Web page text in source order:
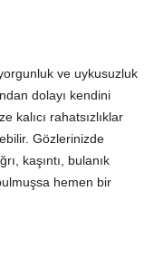
ve uykusuzluk
dolayı kendini
kalıcı rahatsızlıklar
Gözlerinizde
kaşıntı, bulanık
hemen bir